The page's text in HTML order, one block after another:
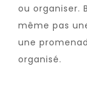
ou organiser.
même pas
une
organisé.